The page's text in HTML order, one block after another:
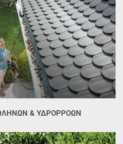
& ΥΔΡΟΡΡΟΏΝ